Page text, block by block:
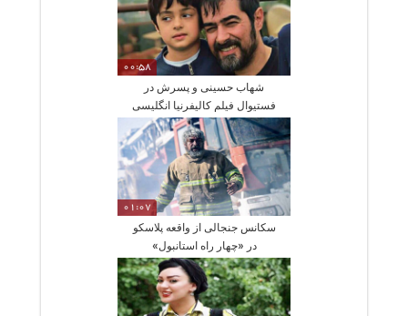
00:58
شهاب حسینی و پسرش در
فستیوال فیلم کالیفرنیا انگلیسی
صحبت کردن
01:07
سکانس جنجالی از واقعه پلاسکو
در «چهار راه استانبول»